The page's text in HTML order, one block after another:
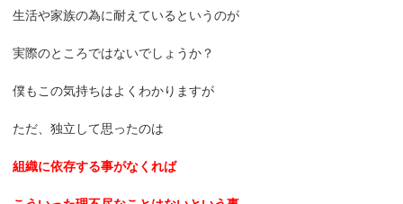
生活や家族の為に耐えているというのが
実際のところではないでしょうか？
僕もこの気持ちはよくわかりますが
ただ、独立して思ったのは
組織に依存する事がなくれば